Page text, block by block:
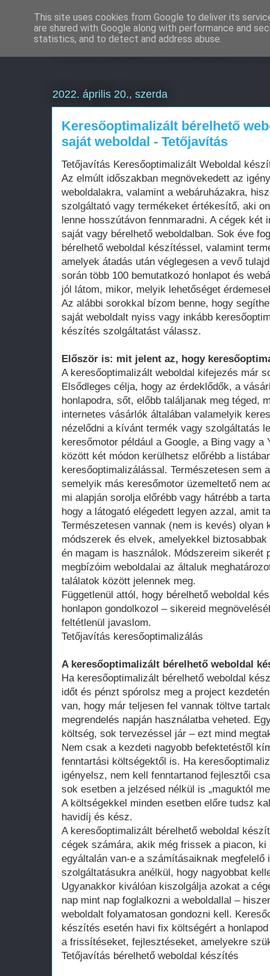
Weboldal készítés
2022. április 20., szerda
Keresőoptimalizált bérelhető
saját weboldal - Tetőjavítás
Tetőjavítás Keresőoptimalizált Weboldal
Az elmúlt időszakban megnövekedett az
weboldalakra, valamint a webáruházakra,
szolgáltató vagy termékeket értékesítő, aki
lenne hosszútávon fennmaradni. A cégek két
saját vagy bérelhető weboldalban. Sok éve
bérelhető weboldal készítéssel, valamint
amelyek átadás után véglegesen a vevő
során több 100 bemutatkozó honlapot és
jól látom, mikor, melyik lehetőséget
Az alábbi sorokkal bízom benne, hogy
saját weboldalt nyiss vagy inkább
készítés szolgáltatást válassz.
Először is: mit jelent az, hogy
A keresőoptimalizált weboldal kifejezés már
Elsődleges célja, hogy az érdeklődők, a
honlapodra, sőt, előbb találjanak meg téged,
internetes vásárlók általában valamelyik
nézelődni a kívánt termék vagy szolgáltatás
keresőmotor például a Google, a Bing vagy a
között két módon kerülhetsz előrébb a
keresőoptimalizálással. Természetesen sem
semelyik más keresőmotor üzemeltető nem
mi alapján sorolja előrébb vagy hátrébb a
hogy a látogató elégedett legyen azzal, amit
Természetesen vannak (nem is kevés) olyan
módszerek és elvek, amelyekkel
én magam is használok. Módszereim sikerét
megbízóim weboldalai az általuk
találatok között jelennek meg.
Függetlenül attól, hogy bérelhető weboldal
honlapon gondolkozol – sikereid
feltétlenül javaslom.
Tetőjavítás keresőoptimalizálás
A keresőoptimalizált bérelhető weboldal
Ha keresőoptimalizált bérelhető weboldal
időt és pénzt spórolsz meg a project
van, hogy már teljesen fel vannak töltve
megrendelés napján használatba veheted.
költség, sok tervezéssel jár – ezt mind
Nem csak a kezdeti nagyobb befektetéstől
fenntartási költségektől is. Ha
igényelsz, nem kell fenntartanod fejlesztői
sok esetben a jelzésed nélkül is „maguktól
A költségekkel minden esetben előre tudsz
havidíj és kész.
A keresőoptimalizált bérelhető weboldal
cégek számára, akik még frissek a piacon, ki
egyáltalán van-e a számításaiknak megfelelő
szolgáltatásukra anélkül, hogy nagyobbat
Ugyanakkor kiválóan kiszolgálja azokat a
nap mint nap foglalkozni a weboldallal –
weboldalt folyamatosan gondozni kell.
készítés esetén havi fix költségért a
a frissítéseket, fejlesztéseket, amelyekre
Tetőjavítás bérelhető weboldal készítés
This site uses cookies from Google to deliver its
are shared with Google along with performance and
statistics, and to detect and address abuse.